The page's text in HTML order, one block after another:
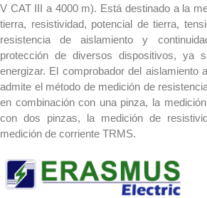
V CAT III a 4000 m). Está destinado a la
tierra, resistividad, potencial de tierra,
resistencia de aislamiento y
protección de diversos dispositivos, ya
energizar. El comprobador del aislamiento
admite el método de medición de
en combinación con una pinza, la
con dos pinzas, la medición de
medición de corriente TRMS.